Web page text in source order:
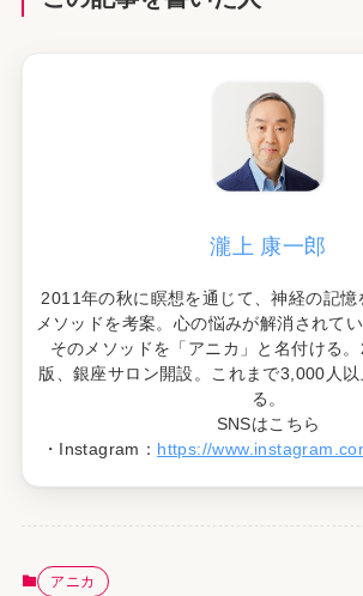
瀧上 康一郎
2011年の秋に瞑想を通じて、神経の記憶
メソッドを考案。心の悩みが解消されて
そのメソッドを「アニカ」と名付ける
版、銀座サロン開設。これまで3,000人
る。
SNSはこちら
・Instagram： https://
アニカ